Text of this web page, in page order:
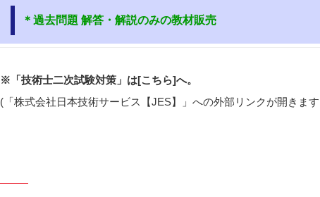
＊過去問題 解答・解説のみの教材販売
※「技術士二次試験対策」は[こちら]へ。
(「株式会社日本技術サービス【JES】」への外部リンクが開きま